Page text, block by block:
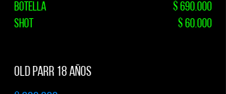
Botella
$ 690.000
Shot
$ 60.000
OLD PARR 18 AÑOS